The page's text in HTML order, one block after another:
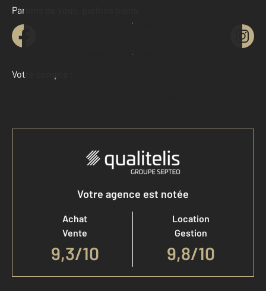
Contacter l'agence
Demander une estimation
Parlons de vous, parlons biens
Votre compte :
Accéder à mon compte
Votre agence est notée
Achat
Vente
9,3/10
Location
Gestion
9,8/10